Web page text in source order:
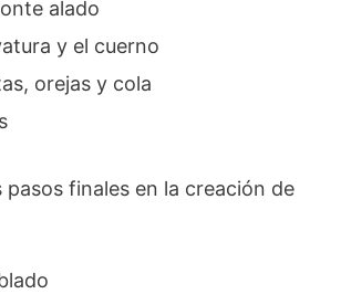
alado
y el cuerno
orejas y cola
pasos finales en la creación de